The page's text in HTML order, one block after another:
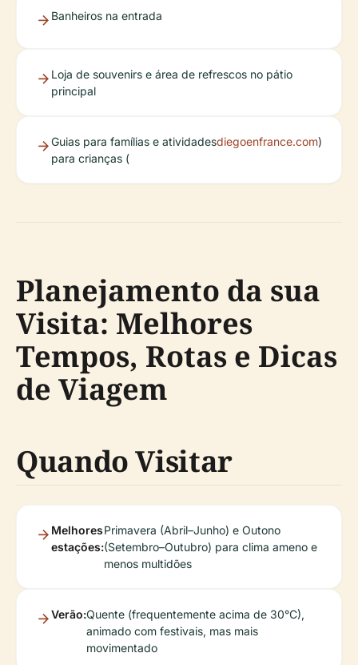
Banheiros na entrada
Loja de souvenirs e área de refrescos no pátio
principal
Guias para famílias e atividades
para crianças (
diegoenfrance.com)
Planejamento da sua
Visita: Melhores
Tempos, Rotas e Dicas
de Viagem
Quando Visitar
Melhores
estações:
Primavera (Abril–Junho) e Outono
(Setembro–Outubro) para clima ameno e
menos multidões
Verão:Quente (frequentemente acima de 30°C),
animado com festivais, mas mais
movimentado